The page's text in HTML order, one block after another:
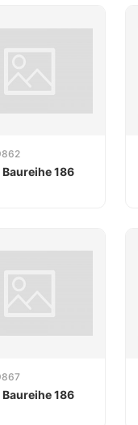
186
186